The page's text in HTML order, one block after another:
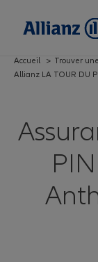
Accueil > Trouver
Allianz LA TOUR DU